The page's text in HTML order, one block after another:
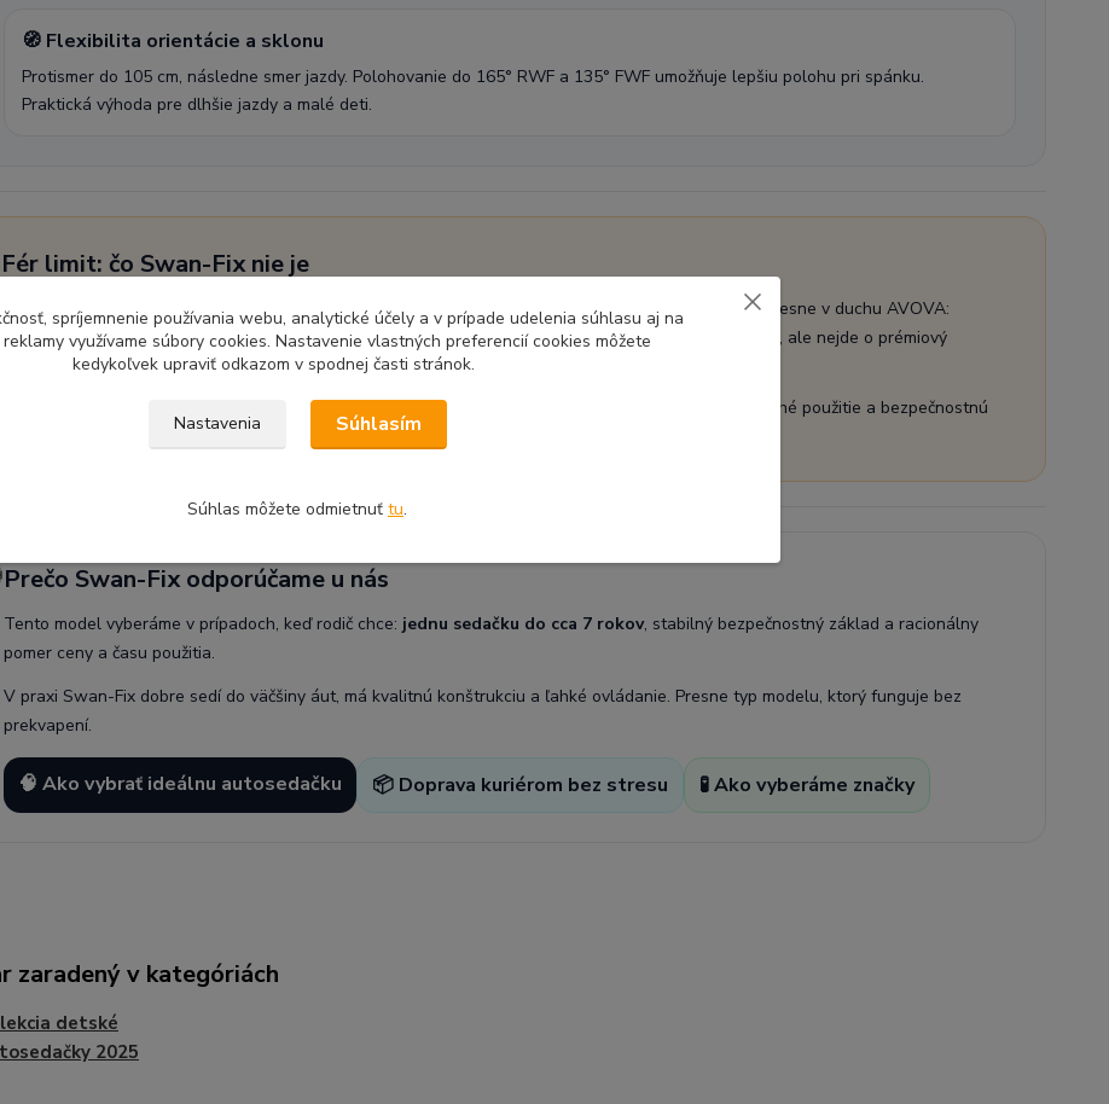
🧭 Flexibilita orientácie a sklonu
Protismer do 105 cm, následne smer jazdy. Polohovanie do 165° RWF a 135° FWF umožňuje lepšiu polohu pri spánku.
Praktická výhoda pre dlhšie jazdy a malé deti.
Fér limit: čo Swan-Fix nie je
Swan-Fix nie je „luxusná“ sedačka. Prešívanie, plastové detaily a materiály sú navrhnuté funkčne – presne v duchu AVOVA:
maximalizovať bezpečnostný výsledok a kontrolovať náklady. Komfort je dobrý a zodpovedajúci triede, ale nejde o prémiový
materiálový zážitok.
Ak hľadáte najmä materiálový luxus alebo dizajnový dojem, existujú vhodnejšie modely. Ak hľadáte dlhé použitie a bezpečnostnú
Prečo Swan-Fix odporúčame u nás
Tento model vyberáme v prípadoch, keď rodič chce: jednu sedačku do cca 7 rokov, stabilný bezpečnostný základ a racionálny
pomer ceny a času použitia.
V praxi Swan-Fix dobre sedí do väčšiny áut, má kvalitnú konštrukciu a ľahké ovládanie. Presne typ modelu, ktorý funguje bez
prekvapení.
🧠 Ako vybrať ideálnu autosedačku 📦 Doprava kuriérom bez stresu 🧪 Ako vyberáme značky
zaradený v kategóriách
detské
2025
spríjemnenie používania webu, analytické účely a v prípade udelenia súhlasu aj na
využívame súbory cookies. Nastavenie vlastných preferencií cookies môžete
kedykoľvek upraviť odkazom v spodnej časti stránok.
Nastavenia Súhlasím
Súhlas môžete odmietnuť tu.